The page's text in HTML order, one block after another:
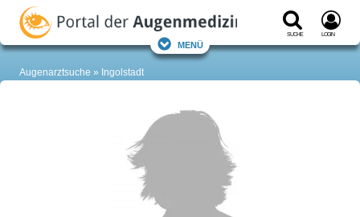
Suche Login
Menü
Augenarztsuche Ingolstadt